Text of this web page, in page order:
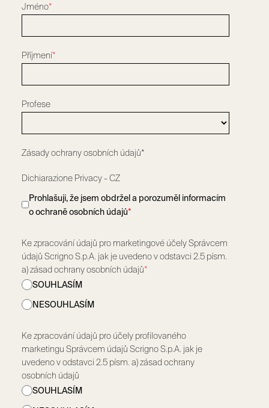
Jméno*
Příjmení*
Profese
Zásady ochrany osobních údajů*
Dichiarazione Privacy - CZ
Prohlašuji, že jsem obdržel a porozuměl informacím
o ochraně osobních údajů*
Ke zpracování údajů pro marketingové účely Správcem
údajů Scrigno S.p.A. jak je uvedeno v odstavci 2.5 písm.
a) zásad ochrany osobních údajů*
SOUHLASÍM
NESOUHLASÍM
Ke zpracování údajů pro účely profilovaného
marketingu Správcem údajů Scrigno S.p.A. jak je
uvedeno v odstavci 2.5 písm. a) zásad ochrany
osobních údajů
SOUHLASÍM